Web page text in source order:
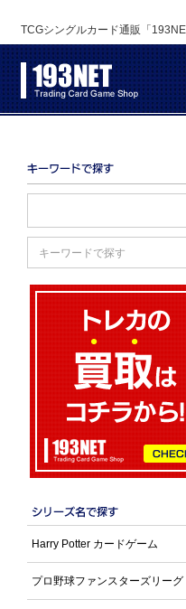
TCGシングルカード通販「
Harry Potter カードゲーム
プロ野球ファンスターズリーグ